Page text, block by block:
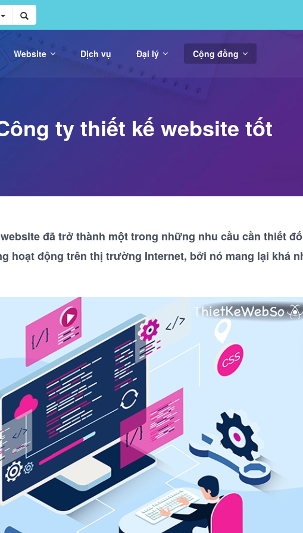
Website Dịch vụ Đại lý Cộng đồng
ty thiết kế website tốt
đã trở thành một trong những nhu cầu cần thiết
hoạt động trên thị trường Internet, bởi nó mang lại khá